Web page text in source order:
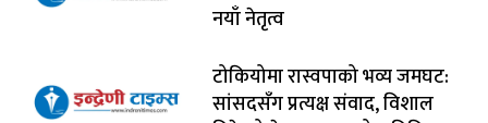
नयाँ नेतृत्व
टोकियोमा रास्वपाको भव्य जमघट:
सांसदसँग प्रत्यक्ष संवाद, विशाल